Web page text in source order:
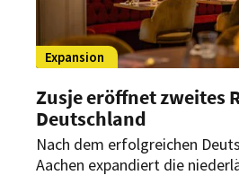
Expansion
Zusje eröffnet zweites
Deutschland
Nach dem erfolgreichen
Aachen expandiert die